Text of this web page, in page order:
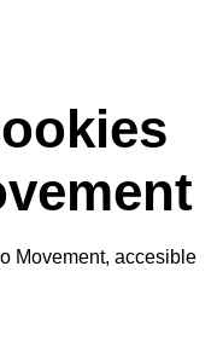
Movement, accesible